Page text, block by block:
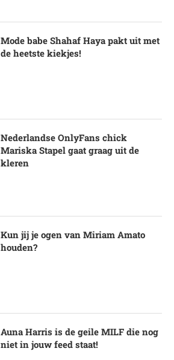
Mode babe Shahaf Haya pakt uit met
de heetste kiekjes!
Nederlandse OnlyFans chick
Mariska Stapel gaat graag uit de
kleren
Kun jij je ogen van Miriam Amato
houden?
Auna Harris is de geile MILF die nog
niet in jouw feed staat!